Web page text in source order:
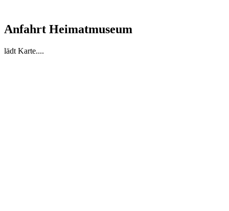
Anfahrt Heimatmuseum
lädt Karte....